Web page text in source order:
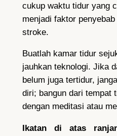
cukup waktu tidur yang
menjadi faktor
stroke.
Buatlah kamar tidur
jauhkan teknologi. Jika
belum juga tertidur,
diri; bangun dari tempat
dengan meditasi atau
Ikatan di atas